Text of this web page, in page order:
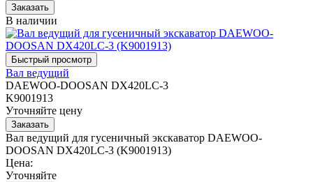
В наличии
Вал ведущий
DAEWOO-DOOSAN DX420LC-3
K9001913
Уточняйте цену
Вал ведущий для гусеничный экскаватор DAEWOO-
DOOSAN DX420LC-3 (K9001913)
Цена:
Уточняйте